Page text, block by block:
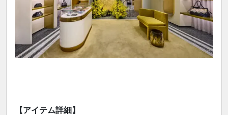
【アイテム詳細】